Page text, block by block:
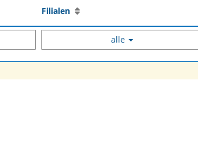
Filialen
alle